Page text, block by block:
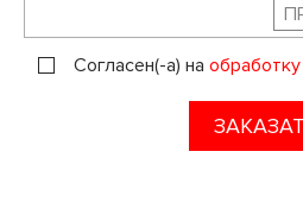
Согласен(-а) на